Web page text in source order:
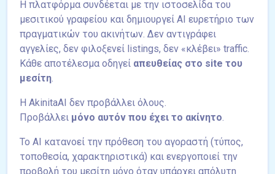
Η πλατφόρμα συνδέεται με την ιστοσελίδα του
μεσιτικού γραφείου και δημιουργεί AI ευρετήριο των
πραγματικών του ακινήτων. Δεν αντιγράφει
αγγελίες, δεν φιλοξενεί listings, δεν «κλέβει» traffic.
Κάθε αποτέλεσμα οδηγεί απευθείας στο site του
μεσίτη
Η AkinitaAI δεν προβάλλει όλους.
Προβάλλει μόνο αυτόν που έχει το ακίνητο
Το AI κατανοεί την πρόθεση του αγοραστή (τύπος,
τοποθεσία, χαρακτηριστικά) και ενεργοποιεί την
προβολή του μεσίτη μόνο όταν υπάρχει απόλυτη